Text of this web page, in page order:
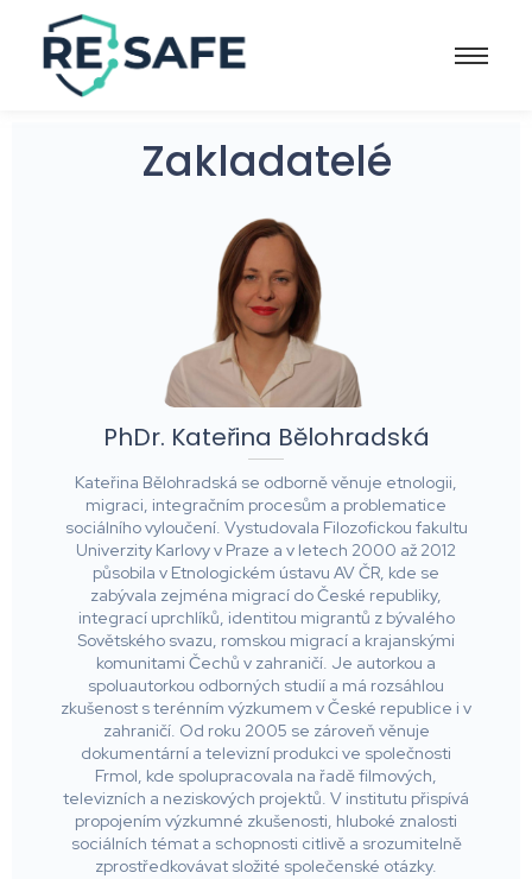
Zakladatelé
PhDr. Kateřina Bělohradská
Kateřina Bělohradská se odborně věnuje etnologii,
migraci, integračním procesům a problematice
sociálního vyloučení. Vystudovala Filozofickou fakultu
Univerzity Karlovy v Praze a v letech 2000 až 2012
působila v Etnologickém ústavu AV ČR, kde se
zabývala zejména migrací do České republiky,
integrací uprchlíků, identitou migrantů z bývalého
Sovětského svazu, romskou migrací a krajanskými
komunitami Čechů v zahraničí. Je autorkou a
spoluautorkou odborných studií a má rozsáhlou
zkušenost s terénním výzkumem v České republice i v
zahraničí. Od roku 2005 se zároveň věnuje
dokumentární a televizní produkci ve společnosti
Frmol, kde spolupracovala na řadě filmových,
televizních a neziskových projektů. V institutu přispívá
propojením výzkumné zkušenosti, hluboké znalosti
sociálních témat a schopnosti citlivě a srozumitelně
zprostředkovávat složité společenské otázky.